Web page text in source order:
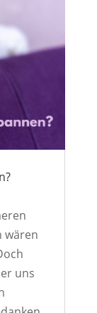
wären
uns